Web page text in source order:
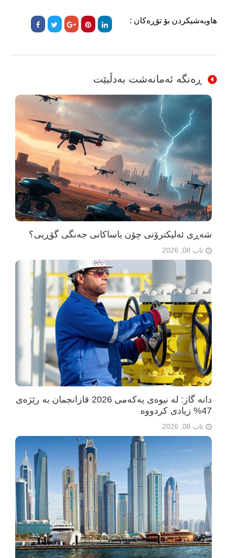
هاوبەشیکردن بۆ تۆڕەکان :
ڕەنگە ئەمانەشت بەدڵبێت
شەڕی ئەلیکترۆنی چۆن یاساکانی جەنگی گۆڕیی؟
ئاب 08, 2026
دانە گاز: لە نیوەی یەکەمی 2026 قازانجمان بە رێژەی
47% زیادی کردووە
ئاب 08, 2026